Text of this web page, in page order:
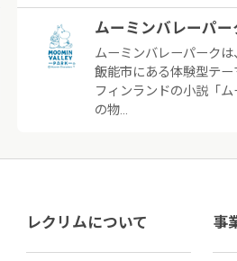
ムーミンバレーパー
ムーミンバレーパークは
飯能市にある体験型テー
フィンランドの小説「ム
の物…
レクリムについて 事